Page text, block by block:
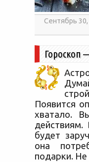
Сентябрь
Гороскоп
Появится
хватало.
будет
она
подарки.